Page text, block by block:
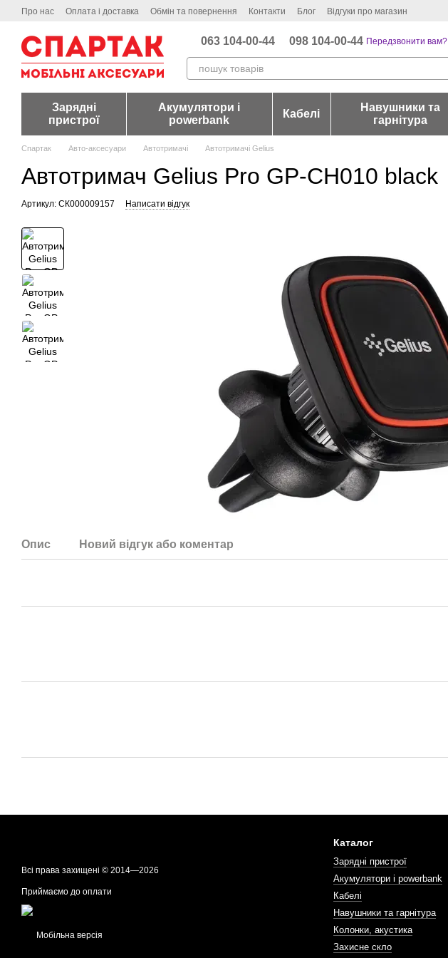
Перейти до основного контенту
Про нас Оплата і доставка Обмін та повернення Контакти Блог Відгуки про магазин
063 104-00-44 098 104-00-44 Передзвонити вам?
Зарядні
пристрої
Акумулятори і
powerbank
Кабелі
Навушники та
гарнітура
Спартак Авто-аксесуари Автотримачі Автотримачі Gelius
Автотримач Gelius Pro GP-CH010 black
Артикул: СК000009157 Написати відгук
Опис Новий відгук або коментар
Всі права захищені © 2014—2026
Приймаємо до оплати
Мобільна версія
Каталог
Зарядні пристрої
Акумулятори і powerbank
Кабелі
Навушники та гарнітура
Колонки, акустика
Захисне скло